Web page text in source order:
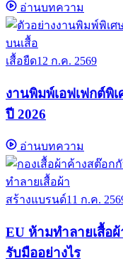
อ่านบทความ
เสื้อยืด12 ก.ค. 2569
งานพิมพ์เอฟเฟกต์พิ
ปี 2026
อ่านบทความ
สร้างแบรนด์11 ก.ค.
EU ห้ามทำลายเสื้อ
รับมืออย่างไร